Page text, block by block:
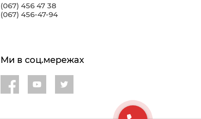
(067) 456 47 38
(067) 456-47-94
Ми в соц.мережах